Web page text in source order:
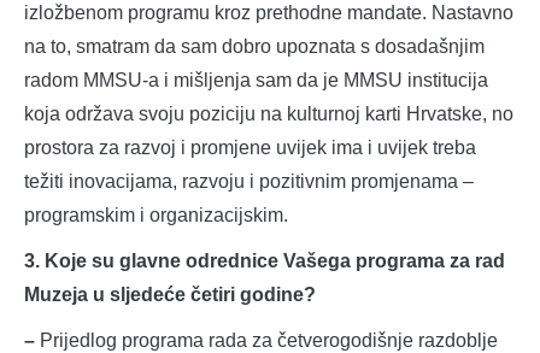
izložbenom programu kroz prethodne mandate. Nastavno
na to, smatram da sam dobro upoznata s dosadašnjim
radom MMSU-a i mišljenja sam da je MMSU institucija
koja održava svoju poziciju na kulturnoj karti Hrvatske, no
prostora za razvoj i promjene uvijek ima i uvijek treba
težiti inovacijama, razvoju i pozitivnim promjenama –
programskim i organizacijskim.
3. Koje su glavne odrednice Vašega programa za rad
Muzeja u sljedeće četiri godine?
– Prijedlog programa rada za četverogodišnje razdoblje